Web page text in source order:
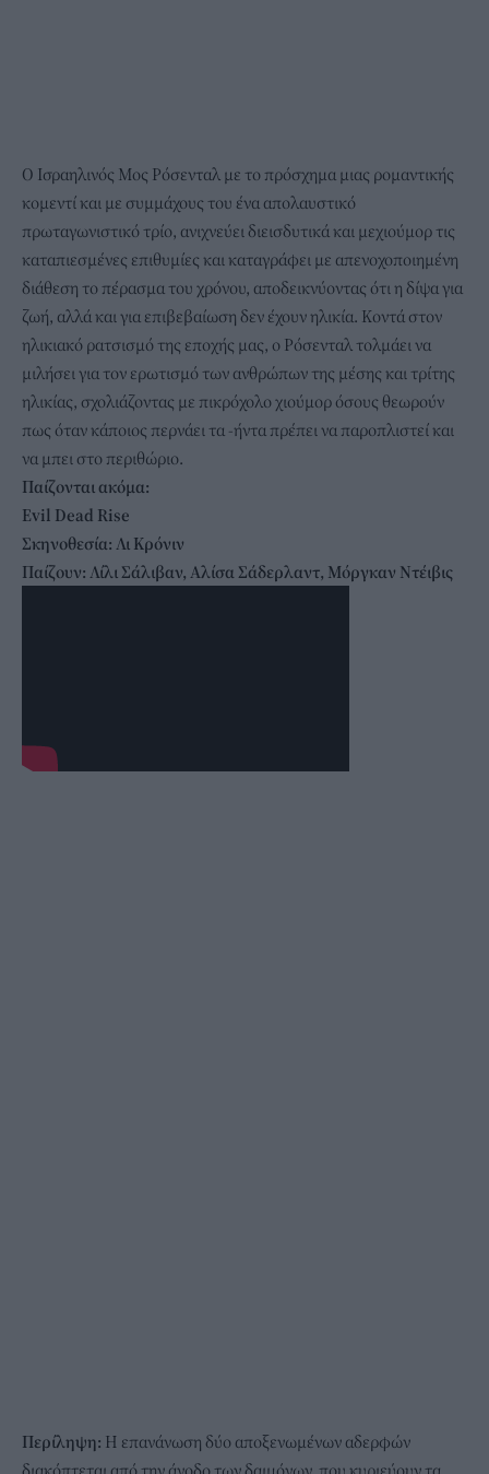
Ο Ισραηλινός Μος Ρόσενταλ με το πρόσχημα μιας ρομαντικής
κομεντί και με συμμάχους του ένα απολαυστικό
πρωταγωνιστικό τρίο, ανιχνεύει διεισδυτικά και μεχιούμορ τις
καταπιεσμένες επιθυμίες και καταγράφει με απενοχοποιημένη
διάθεση το πέρασμα του χρόνου, αποδεικνύοντας ότι η δίψα για
ζωή, αλλά και για επιβεβαίωση δεν έχουν ηλικία. Κοντά στον
ηλικιακό ρατσισμό της εποχής μας, ο Ρόσενταλ τολμάει να
μιλήσει για τον ερωτισμό των ανθρώπων της μέσης και τρίτης
ηλικίας, σχολιάζοντας με πικρόχολο χιούμορ όσους θεωρούν
πως όταν κάποιος περνάει τα -ήντα πρέπει να παροπλιστεί και
να μπει στο περιθώριο.
Παίζονται ακόμα:
Evil Dead Rise
Σκηνοθεσία: Λι Κρόνιν
Παίζουν: Λίλι Σάλιβαν, Αλίσα Σάδερλαντ, Μόργκαν Ντέιβις
Περίληψη: Η επανάνωση δύο αποξενωμένων αδερφών
διακόπτεται από την άνοδο των δαιμόνων, που κυριεύουν τα